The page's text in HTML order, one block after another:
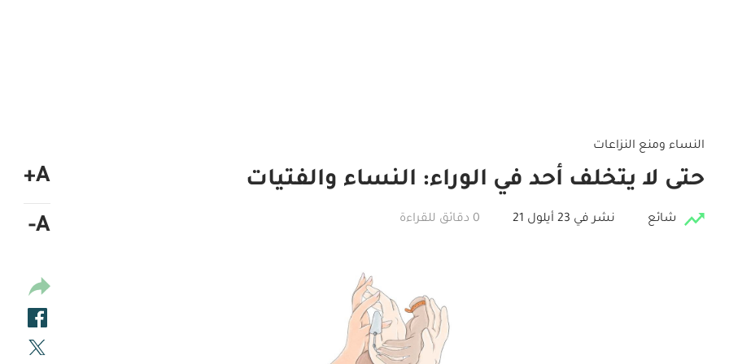
النساء ومنع النزاعات
حتى لا يتخلف أحد في الوراء: النساء والفتيات
شائع نشر في 23 أيلول 21 0 دقائق للقراءة
A+
A-